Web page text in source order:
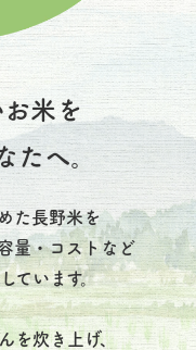
米を
たへ。
た長野米を
量・コストなど
ています。
を炊き上げ、